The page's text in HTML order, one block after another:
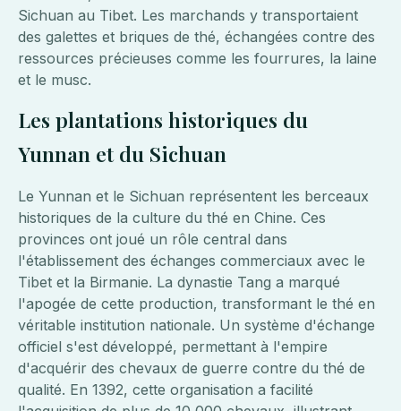
Sichuan au Tibet. Les marchands y transportaient
des galettes et briques de thé, échangées contre des
ressources précieuses comme les fourrures, la laine
et le musc.
Les plantations historiques du
Yunnan et du Sichuan
Le Yunnan et le Sichuan représentent les berceaux
historiques de la culture du thé en Chine. Ces
provinces ont joué un rôle central dans
l'établissement des échanges commerciaux avec le
Tibet et la Birmanie. La dynastie Tang a marqué
l'apogée de cette production, transformant le thé en
véritable institution nationale. Un système d'échange
officiel s'est développé, permettant à l'empire
d'acquérir des chevaux de guerre contre du thé de
qualité. En 1392, cette organisation a facilité